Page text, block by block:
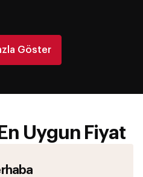
Göster
Uygun Fiyat